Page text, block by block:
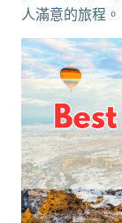
人滿意的旅程。